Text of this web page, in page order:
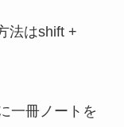
法はshift +
一冊ノートを